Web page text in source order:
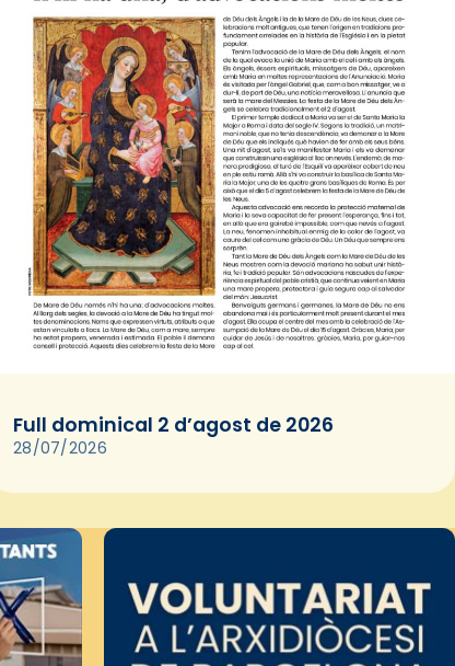
Full dominical 2 d’agost de 2026
28/07/2026